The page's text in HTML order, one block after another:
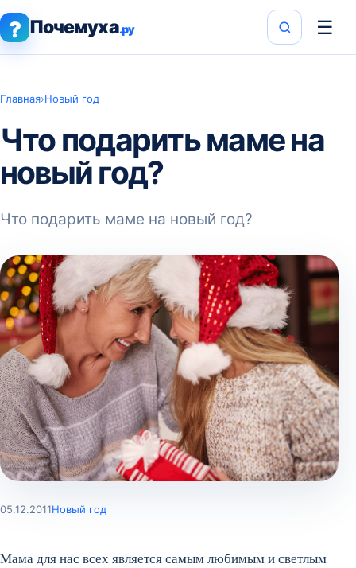
? Почемуха.ру ☰
Главная›Новый год
Что подарить маме на
новый год?
Что подарить маме на новый год?
05.12.2011Новый год
Мама для нас всех является самым любимым и светлым